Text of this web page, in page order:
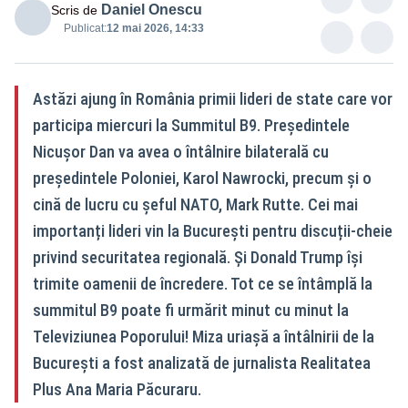
Scris de Daniel Onescu
Publicat:12 mai 2026, 14:33
Astăzi ajung în România primii lideri de state care vor
participa miercuri la Summitul B9. Președintele
Nicușor Dan va avea o întâlnire bilaterală cu
președintele Poloniei, Karol Nawrocki, precum și o
cină de lucru cu șeful NATO, Mark Rutte. Cei mai
importanți lideri vin la București pentru discuții‑cheie
privind securitatea regională. Și Donald Trump își
trimite oamenii de încredere. Tot ce se întâmplă la
summitul B9 poate fi urmărit minut cu minut la
Televiziunea Poporului! Miza uriașă a întâlnirii de la
București a fost analizată de jurnalista Realitatea
Plus Ana Maria Păcuraru.